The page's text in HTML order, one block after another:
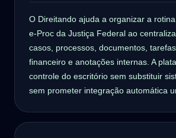
O Direitando ajuda a organizar a
e-Proc da Justiça Federal ao
casos, processos, documentos,
financeiro e anotações internas. A
controle do escritório sem substituir
sem prometer integração automática